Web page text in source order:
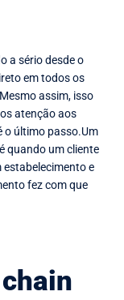
a sério desde o
em todos os
assim, isso
atenção aos
o último passo.Um
quando um cliente
e
fez com que